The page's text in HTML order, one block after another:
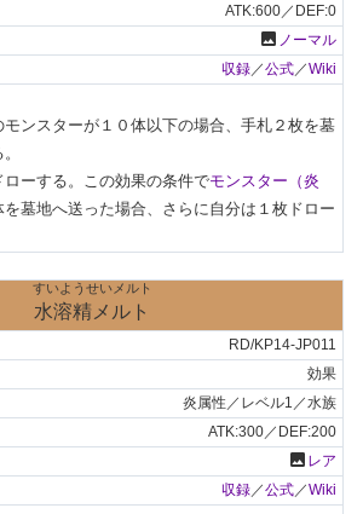
ATK:600／DEF:0
photo ノーマル
収録 ／公式 ／Wiki
モンスターが１０体以下の場合、手札２枚を墓
ローする。この効果の条件でモンスター（炎
を墓地へ送った場合、さらに自分は１枚ドロー
すいようせいメルト
水溶精メルト
RD/KP14-JP011
効果
炎属性／レベル1／水族
ATK:300／DEF:200
photo レア
収録／公式／Wiki